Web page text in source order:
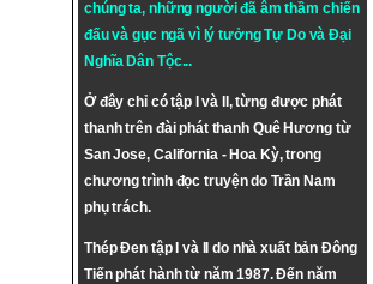
chúng ta, những người đã âm thầm chiến
đấu và gục ngã vì lý tưởngTự DovàĐại
Nghĩa Dân Tộc...
Ở đây chỉ có tập I và II, từng được phát
thanh trên đài phát thanh Quê Hương từ
San Jose, California - Hoa Kỳ, trong
chương trình đọc truyện do Trần Nam
phụ trách.
Thép Đen tập I và II do nhà xuất bản Đông
Tiến phát hành từ năm 1987. Đến năm